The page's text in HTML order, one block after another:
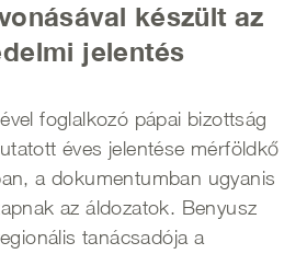
készült az
jelentés
foglalkozó pápai bizottság
éves jelentése mérföldkő
a dokumentumban ugyanis
az áldozatok. Benyusz
tanácsadója a